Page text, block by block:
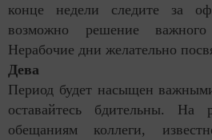
конце недели следите за
возможно решение
Нерабочие дни желательно
Дева
Период будет насыщен
оставайтесь бдительны. На
обещаниям коллеги,